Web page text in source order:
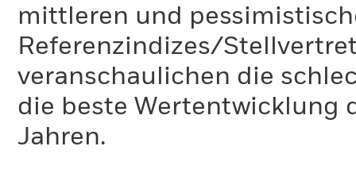
mittleren und
Referenzindizes/
veranschaulichen die
die beste Wertentwicklung
Jahren.